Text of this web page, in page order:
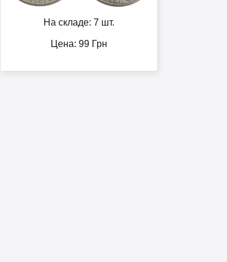
На складе: 7 шт.
Цена: 99Грн